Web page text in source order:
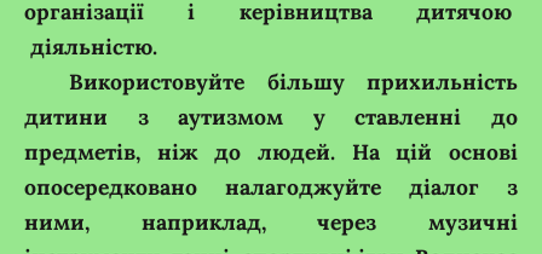
організації і керівництва дитячою
діяльністю.
Використовуйте більшу прихильність
дитини з аутизмом у ставленні до
предметів, ніж до людей. На цій основі
опосередковано налагоджуйте діалог з
ними, наприклад, через музичні